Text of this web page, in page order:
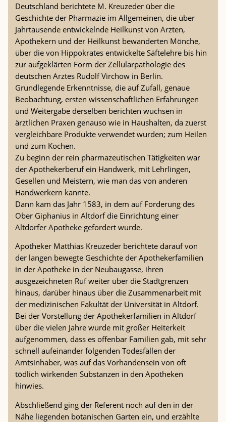
Deutschland berichtete M. Kreuzeder über die
Geschichte der Pharmazie im Allgemeinen, die über
Jahrtausende entwickelnde Heilkunst von Ärzten,
Apothekern und der Heilkunst bewanderten Mönche,
über die von Hippokrates entwickelte Säftelehre bis hin
zur aufgeklärten Form der Zellularpathologie des
deutschen Arztes Rudolf Virchow in Berlin.
Grundlegende Erkenntnisse, die auf Zufall, genaue
Beobachtung, ersten wissenschaftlichen Erfahrungen
und Weitergabe derselben berichten wuchsen in
ärztlichen Praxen genauso wie in Haushalten, da zuerst
vergleichbare Produkte verwendet wurden; zum Heilen
und zum Kochen.
Zu beginn der rein pharmazeutischen Tätigkeiten war
der Apothekerberuf ein Handwerk, mit Lehrlingen,
Gesellen und Meistern, wie man das von anderen
Handwerkern kannte.
Dann kam das Jahr 1583, in dem auf Forderung des
Ober Giphanius in Altdorf die Einrichtung einer
Altdorfer Apotheke gefordert wurde.
Apotheker Matthias Kreuzeder berichtete darauf von
der langen bewegte Geschichte der Apothekerfamilien
in der Apotheke in der Neubaugasse, ihren
ausgezeichneten Ruf weiter über die Stadtgrenzen
hinaus, darüber hinaus über die Zusammenarbeit mit
der medizinischen Fakultät der Universität in Altdorf.
Bei der Vorstellung der Apothekerfamilien in Altdorf
über die vielen Jahre wurde mit großer Heiterkeit
aufgenommen, dass es offenbar Familien gab, mit sehr
schnell aufeinander folgenden Todesfällen der
Amtsinhaber, was auf das Vorhandensein von oft
tödlich wirkenden Substanzen in den Apotheken
hinwies.
Abschließend ging der Referent noch auf den in der
Nähe liegenden botanischen Garten ein, und erzählte